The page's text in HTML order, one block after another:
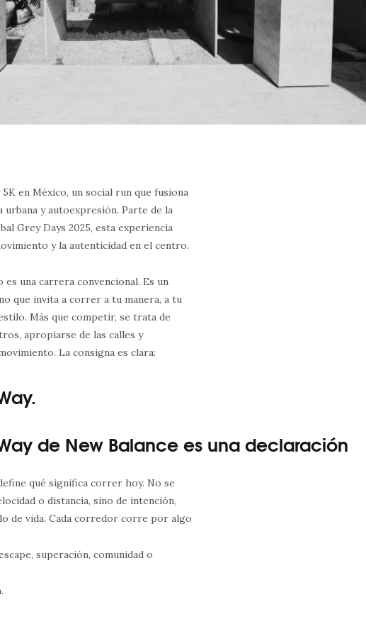
en México, un social run que fusiona
urbana y autoexpresión. Parte de la
Grey Days 2025, esta experiencia
y la autenticidad en el centro.
es una carrera convencional. Es un
que invita a correr a tu manera, a tu
Más que competir, se trata de
apropiarse de las calles y
La consigna es clara:
de New Balance es una declaración
qué significa correr hoy. No se
o distancia, sino de intención,
de vida. Cada corredor corre por algo
superación, comunidad o